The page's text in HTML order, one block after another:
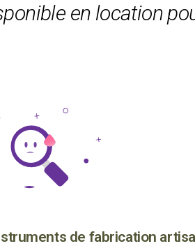
en location
de fabrication